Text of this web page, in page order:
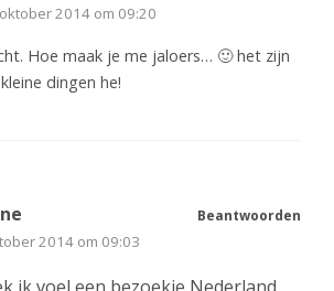
2014 om 09:20
Hoe maak je me jaloers… 🙂 het zijn
dingen he!
2014 om 09:03
Beantwoorden